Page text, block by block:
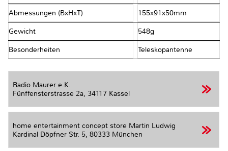
Abmessungen (BxHxT) 155x91x50mm
Gewicht 548g
Besonderheiten Teleskopantenne
Radio Maurer e.K.
Fünffensterstrasse 2a, 34117 Kassel
home entertainment concept store Martin Ludwig
Kardinal Döpfner Str. 5, 80333 München